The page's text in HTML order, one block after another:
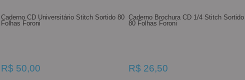
Caderno CD Universitário Stitch Sortido 80
Folhas Foroni
R$ 50,00
Caderno Brochura CD 1/4 Stitch Sortido
80 Folhas Foroni
R$ 26,50